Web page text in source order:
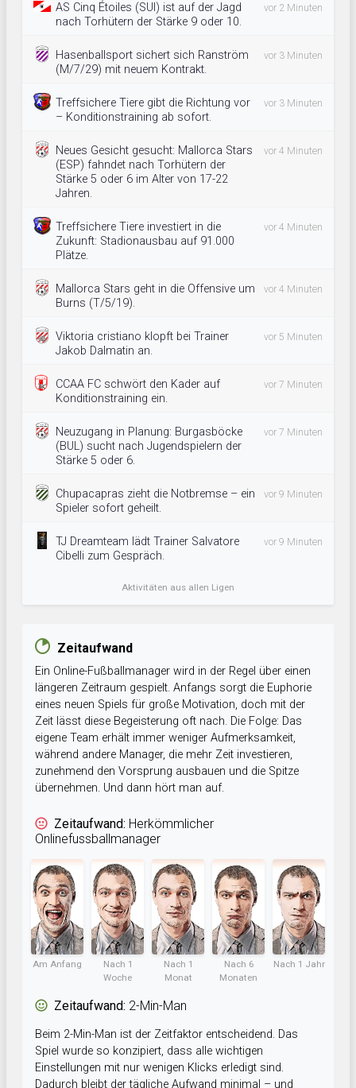
AS Cinq Étoiles (SUI) ist auf der Jagd
nach Torhütern der Stärke 9 oder 10.
vor 2 Minuten
Hasenballsport sichert sich Ranström
(M/7/29) mit neuem Kontrakt.
vor 3 Minuten
Treffsichere Tiere gibt die Richtung vor
– Konditionstraining ab sofort.
vor 3 Minuten
Neues Gesicht gesucht: Mallorca Stars
(ESP) fahndet nach Torhütern der
Stärke 5 oder 6 im Alter von 17-22
Jahren.
vor 4 Minuten
Treffsichere Tiere investiert in die
Zukunft: Stadionausbau auf 91.000
Plätze.
vor 4 Minuten
Mallorca Stars geht in die Offensive um
Burns (T/5/19).
vor 4 Minuten
Viktoria cristiano klopft bei Trainer
Jakob Dalmatin an.
vor 5 Minuten
CCAA FC schwört den Kader auf
Konditionstraining ein.
vor 7 Minuten
Neuzugang in Planung: Burgasböcke
(BUL) sucht nach Jugendspielern der
Stärke 5 oder 6.
vor 7 Minuten
Chupacapras zieht die Notbremse – ein
Spieler sofort geheilt.
vor 9 Minuten
TJ Dreamteam lädt Trainer Salvatore
Cibelli zum Gespräch.
vor 9 Minuten
Aktivitäten aus allen Ligen
Zeitaufwand
Ein Online-Fußballmanager wird in der Regel über einen
längeren Zeitraum gespielt. Anfangs sorgt die Euphorie
eines neuen Spiels für große Motivation, doch mit der
Zeit lässt diese Begeisterung oft nach. Die Folge: Das
eigene Team erhält immer weniger Aufmerksamkeit,
während andere Manager, die mehr Zeit investieren,
zunehmend den Vorsprung ausbauen und die Spitze
übernehmen. Und dann hört man auf.
Zeitaufwand: Herkömmlicher
Onlinefussballmanager
Am Anfang
Nach 1
Woche
Nach 1
Monat
Nach 6
Monaten
Nach 1 Jahr
Zeitaufwand: 2-Min-Man
Beim 2-Min-Man ist der Zeitfaktor entscheidend. Das
Spiel wurde so konzipiert, dass alle wichtigen
Einstellungen mit nur wenigen Klicks erledigt sind.
Dadurch bleibt der tägliche Aufwand minimal – und